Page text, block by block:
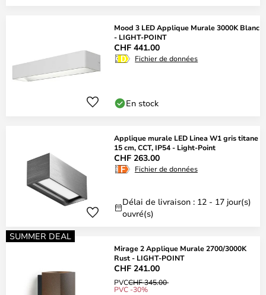
Mood 3 LED Applique Murale 3000K Blanc
- LIGHT-POINT
CHF 441.00
Fichier de données
En stock
Applique murale LED Linea W1 gris titane
15 cm, CCT, IP54 - Light-Point
CHF 263.00
Fichier de données
Délai de livraison : 12 - 17 jour(s)
ouvré(s)
SUMMER DEAL
Mirage 2 Applique Murale 2700/3000K
Rust - LIGHT-POINT
CHF 241.00
PVCCHF 345.00
PVC -30%